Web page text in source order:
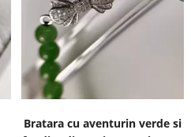
Bratara cu aventurin verde si